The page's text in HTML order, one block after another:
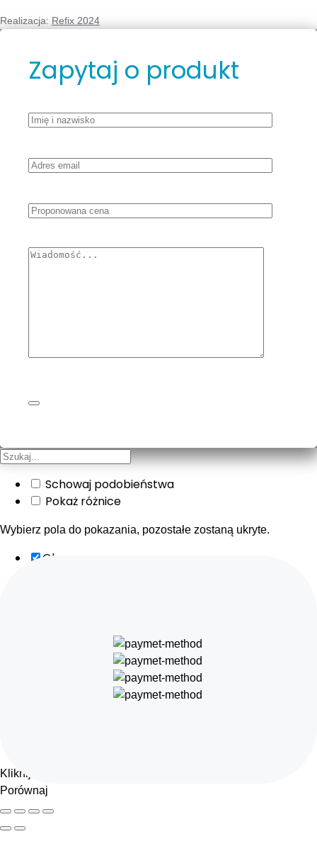
Realizacja: Refix 2024
Zapytaj o produkt
Schowaj podobieństwa
Pokaż różnice
Wybierz pola do pokazania, pozostałe zostaną ukryte.
Obraz
Dodaj do koszyka
Kliknij poza blok aby schować pasek porównania
Porównaj